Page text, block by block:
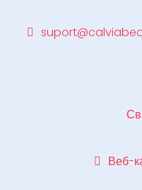
Веб-